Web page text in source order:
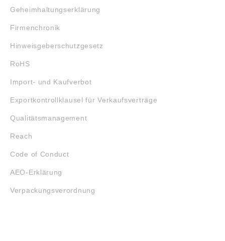
Geheimhaltungserklärung
Firmenchronik
Hinweisgeberschutzgesetz
RoHS
Import- und Kaufverbot
Exportkontrollklausel für Verkaufsverträge
Qualitätsmanagement
Reach
Code of Conduct
AEO-Erklärung
Verpackungsverordnung